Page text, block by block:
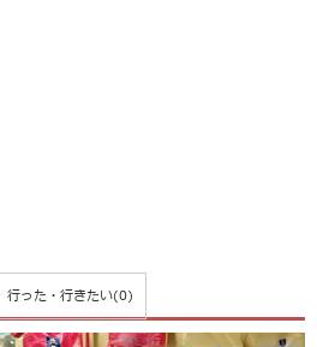
行った・行きたい(0)